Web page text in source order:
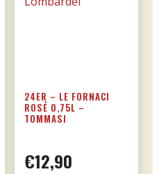
24ER – LE FORNACI
ROSÉ 0,75L –
TOMMASI
€12,90